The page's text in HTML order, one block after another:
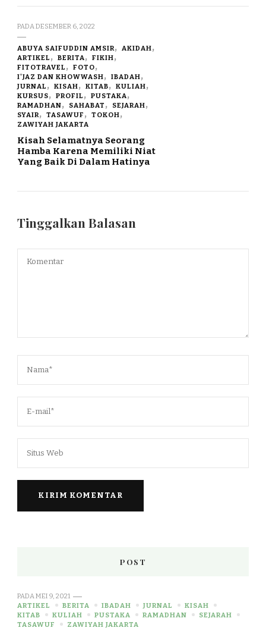
PADADESEMBER 6, 2022
ABUYA SAIFUDDIN AMSIR
AKIDAH
ARTIKEL
BERITA
FIKIH
FITOTRAVEL
FOTO
I'JAZ DAN KHOWWASH
IBADAH
JURNAL
KISAH KITAB
KULIAH
KURSUS
PROFIL
PUSTAKA
RAMADHAN
SAHABAT
SEJARAH
SYAIR
TASAWUF
TOKOH
ZAWIYAH JAKARTA
Kisah Selamatnya Seorang
Hamba Karena Memiliki Niat
Yang Baik Di Dalam Hatinya
Tinggalkan Balasan
POST
PADAMEI 9, 2021
ARTIKEL
BERITA IBADAH JURNAL
KISAH
KITAB
KULIAH PUSTAKA RAMADHAN
SEJARAH
TASAWUF
ZAWIYAH JAKARTA